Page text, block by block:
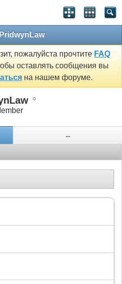
пожалуйста прочтите FAQ
оставлять сообщения вы
на нашем форуме.
...